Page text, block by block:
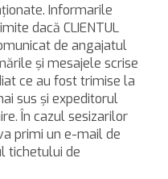
Informarile
dacă CLIENTUL
de angajatul
şi mesajele scrise
ce au fost trimise la
sus şi expeditorul
În cazul sesizarilor
primi un e-mail de
tichetului de